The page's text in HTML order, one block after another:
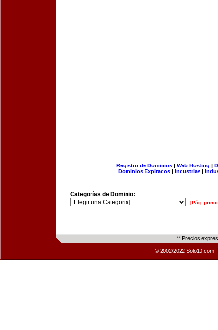
Registro de Dominios| Web Hosting |
Dominios Expirados | Industrias |
Categorías de Dominio:
[Pág.
** Precios
© 2002/2022 Solo10.com